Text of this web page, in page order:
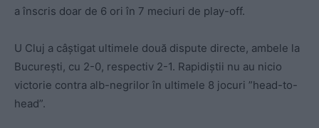
a înscris doar de 6 ori în 7 meciuri de play-off.
U Cluj a câștigat ultimele două dispute directe, ambele la
București, cu 2-0, respectiv 2-1. Rapidiștii nu au nicio
victorie contra alb-negrilor în ultimele 8 jocuri ”head-to-
head”.